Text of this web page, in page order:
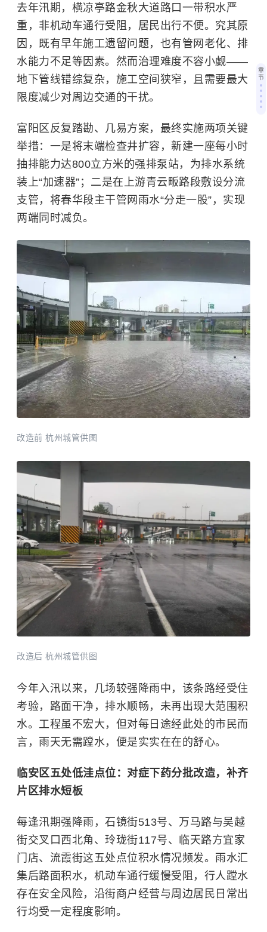
去年汛期，横凉亭路金秋大道路口一带积水严
重，非机动车通行受阻，居民出行不便。究其原
因，既有早年施工遗留问题，也有管网老化、排
水能力不足等因素。然而治理难度不容小觑——
地下管线错综复杂，施工空间狭窄，且需要最大
限度减少对周边交通的干扰。
富阳区反复踏勘、几易方案，最终实施两项关键
举措：一是将末端检查井扩容，新建一座每小时
抽排能力达800立方米的强排泵站，为排水系统
装上“加速器”；二是在上游青云畈路段敷设分流
支管，将春华段主干管网雨水“分走一股”，实现
两端同时减负。
改造前 杭州城管供图
改造后 杭州城管供图
今年入汛以来，几场较强降雨中，该条路经受住
考验，路面干净，排水顺畅，未再出现大范围积
水。工程虽不宏大，但对每日途经此处的市民而
言，雨天无需蹚水，便是实实在在的舒心。
临安区五处低洼点位：对症下药分批改造，补齐
片区排水短板
每逢汛期强降雨，石镜街513号、万马路与吴越
街交叉口西北角、玲珑街117号、临天路方宜家
门店、流霞街这五处点位积水情况频发。雨水汇
集后路面积水，机动车通行缓慢受阻，行人蹚水
存在安全风险，沿街商户经营与周边居民日常出
行均受一定程度影响。
章
节